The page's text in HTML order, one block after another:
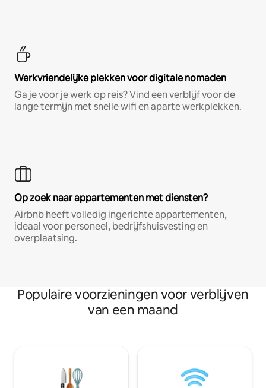
Werkvriendelijke plekken voor digitale nomaden
Ga je voor je werk op reis? Vind een verblijf voor de
lange termijn met snelle wifi en aparte werkplekken.
Op zoek naar appartementen met diensten?
Airbnb heeft volledig ingerichte appartementen,
ideaal voor personeel, bedrijfshuisvesting en
overplaatsing.
Populaire voorzieningen voor verblijven
van een maand